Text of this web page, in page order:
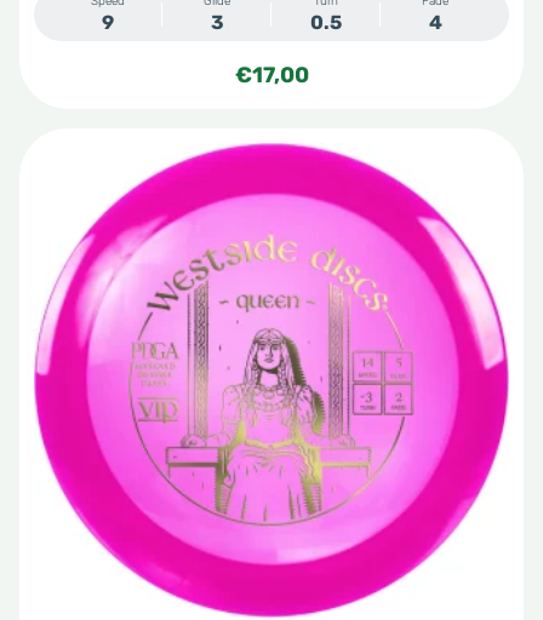
9 3 0.5 4
€17,00
heeft
meerdere
variaties.
Deze
optie
kan
gekozen
worden